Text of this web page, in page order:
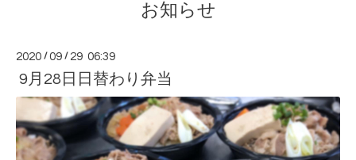
お知らせ
2020 /09 / 29 06:39
9月28日日替わり弁当